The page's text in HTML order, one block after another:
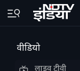
वीडियो